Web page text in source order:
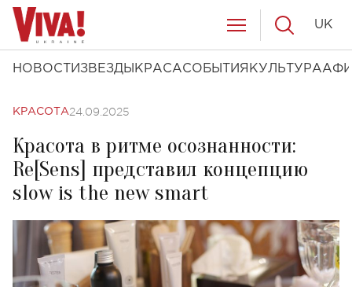
НОВОСТИ ЗВЕЗДЫ КРАСАСОБЫТИЯ КУЛЬТУРА
UK
КРАСОТА24.09.2025
Красота в ритме осознанности:
Re[Sens] представил концепцию
slow is the new smart